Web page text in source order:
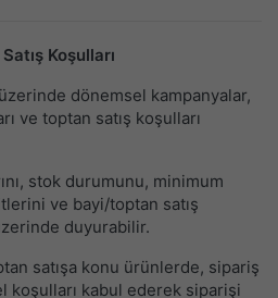
Koşulları
üzerinde dönemsel kampanyalar,
ve toptan satış koşulları
stok durumunu, minimum
ve bayi/toptan satış
duyurabilir.
satışa konu ürünlerde, sipariş
koşulları kabul ederek siparişi